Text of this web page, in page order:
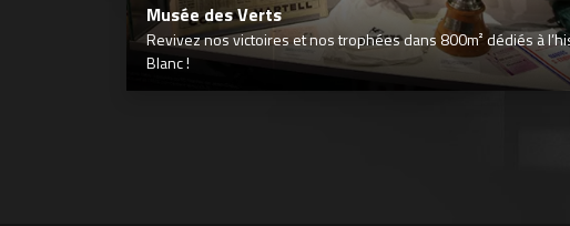
Musée des Verts
Revivez nos victoires et nos trophées dans 800m² dédiés à
Blanc !